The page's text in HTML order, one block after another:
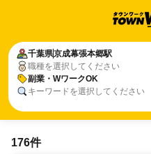
千葉県京成幕張本郷駅
職種を選択してください
副業・WワークOK
キーワードを選択してください
176件